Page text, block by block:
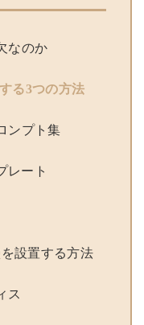
なのか
る3つの方法
ンプト集
レート
設置する方法
ス